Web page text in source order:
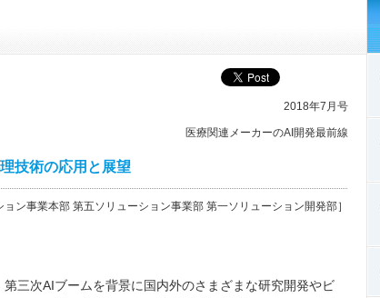
2018年7月号
医療関連メーカーのAI開発最前線
技術の応用と展望
事業本部 第五ソリューション事業部 第一ソリューション開発部］
三次AIブームを背景に国内外のさまざまな研究開発やビ